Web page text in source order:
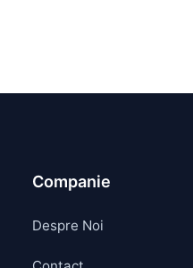
Companie
Despre Noi